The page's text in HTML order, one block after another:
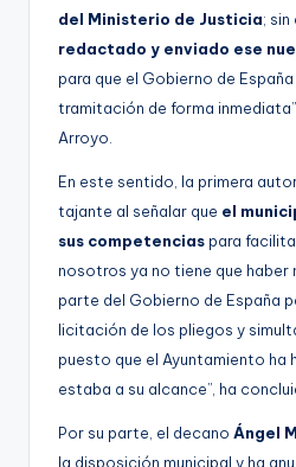
del Ministerio de Justicia;
redactado y enviado ese
para que el Gobierno de
tramitación de forma
Arroyo.
En este sentido, la primera
tajante al señalar que el
sus competencias para
nosotros ya no tiene que haber
parte del Gobierno de España
licitación de los pliegos y
puesto que el Ayuntamiento ha
estaba a su alcance”, ha
Por su parte, el decano Ángel
la disposición municipal y ha